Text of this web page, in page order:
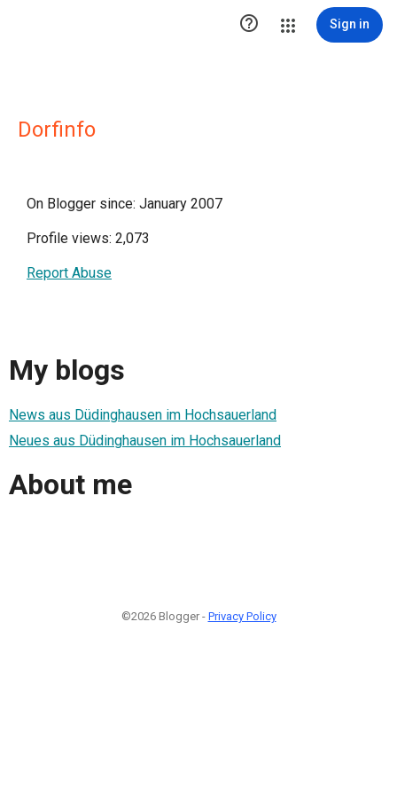
 Sign in
Dorfinfo
On Blogger since: January 2007
Profile views: 2,073
Report Abuse
My blogs
News aus Düdinghausen im Hochsauerland
Neues aus Düdinghausen im Hochsauerland
About me
©2026 Blogger - Privacy Policy